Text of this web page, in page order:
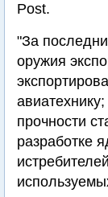
Post.
"За
оружия
прочности
разработке